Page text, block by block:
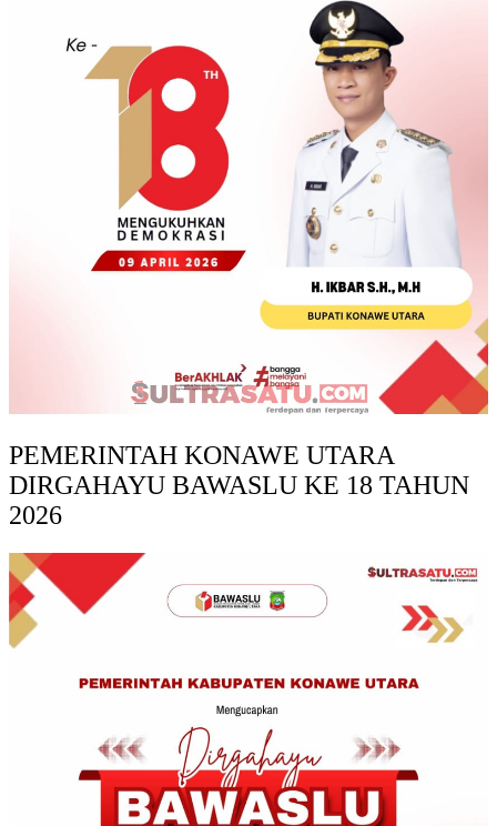
PEMERINTAH KONAWE UTARA
DIRGAHAYU BAWASLU KE 18 TAHUN
2026